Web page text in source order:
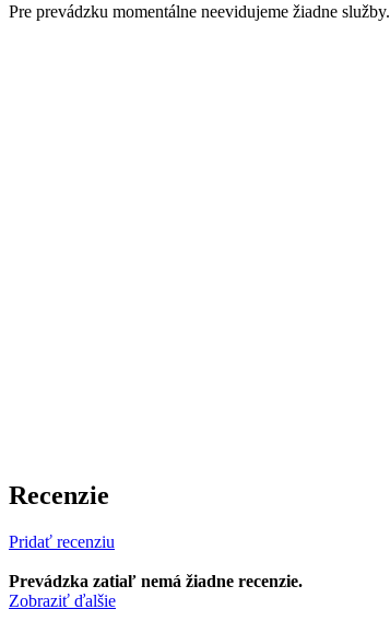
Pre prevádzku momentálne neevidujeme žiadne služby.
Recenzie
Pridať recenziu
Prevádzka zatiaľ nemá žiadne recenzie.
Zobraziť ďalšie